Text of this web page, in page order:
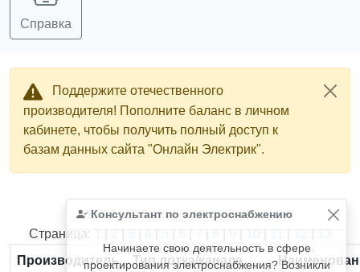
Справка
Поддержите отечественного
производителя! Пополните баланс в личном
кабинете, чтобы получить полный доступ к
базам данных сайта "Онлайн Электрик".
Консультант по электроснабжению
Начинаете свою деятельность в сфере
проектирования электроснабжения? Возникли
Найдено366из366записей.
Страница: 1 | 2 | 3 | 4 | 5 | 6 | 7 | 8 | 9 | 10 | 11 | 12 | 13
Производитель
Тип лотка/канала